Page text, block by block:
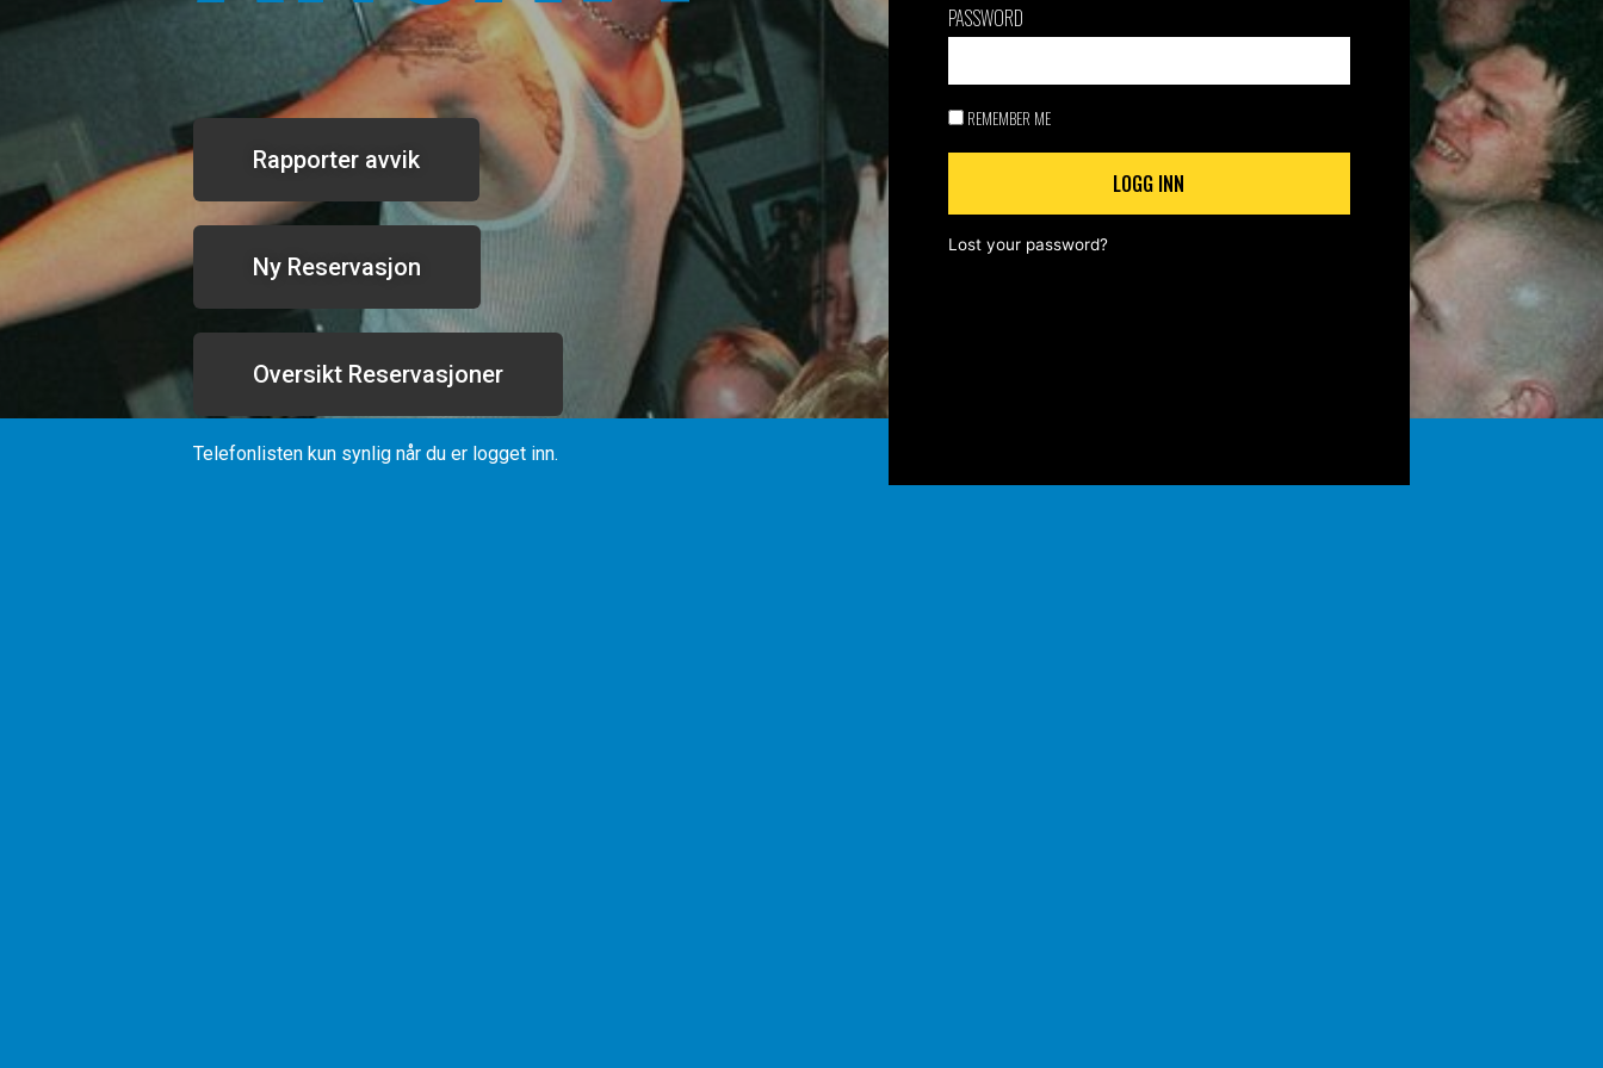
Rapporter avvik
Ny Reservasjon
Oversikt Reservasjoner
Telefonlisten kun synlig når du er logget inn.
PASSWORD
REMEMBER ME
LOGG INN
Lost your password?